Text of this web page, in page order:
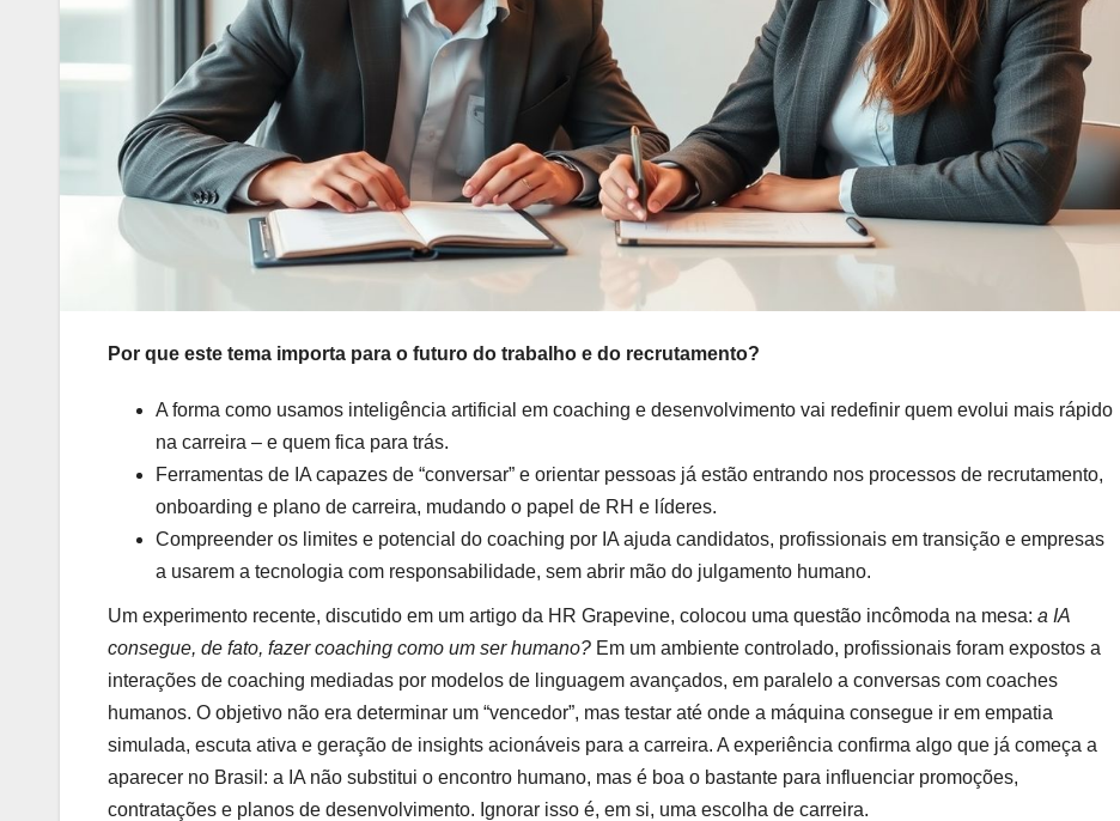
Por que este tema importa para o futuro do trabalho e do recrutamento?
A forma como usamos inteligência artificial em coaching e desenvolvimento vai redefinir quem evolui mais rápido
na carreira – e quem fica para trás.
Ferramentas de IA capazes de “conversar” e orientar pessoas já estão entrando nos processos de recrutamento,
onboarding e plano de carreira, mudando o papel de RH e líderes.
Compreender os limites e potencial do coaching por IA ajuda candidatos, profissionais em transição e empresas
a usarem a tecnologia com responsabilidade, sem abrir mão do julgamento humano.
Um experimento recente, discutido em um artigo da HR Grapevine, colocou uma questão incômoda na mesa: a IA
consegue, de fato, fazer coaching como um ser humano? Em um ambiente controlado, profissionais foram expostos a
interações de coaching mediadas por modelos de linguagem avançados, em paralelo a conversas com coaches
humanos. O objetivo não era determinar um “vencedor”, mas testar até onde a máquina consegue ir em empatia
simulada, escuta ativa e geração de insights acionáveis para a carreira. A experiência confirma algo que já começa a
aparecer no Brasil: a IA não substitui o encontro humano, mas é boa o bastante para influenciar promoções,
contratações e planos de desenvolvimento. Ignorar isso é, em si, uma escolha de carreira.